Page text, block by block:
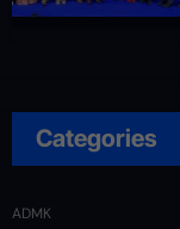
Categories
ADMK